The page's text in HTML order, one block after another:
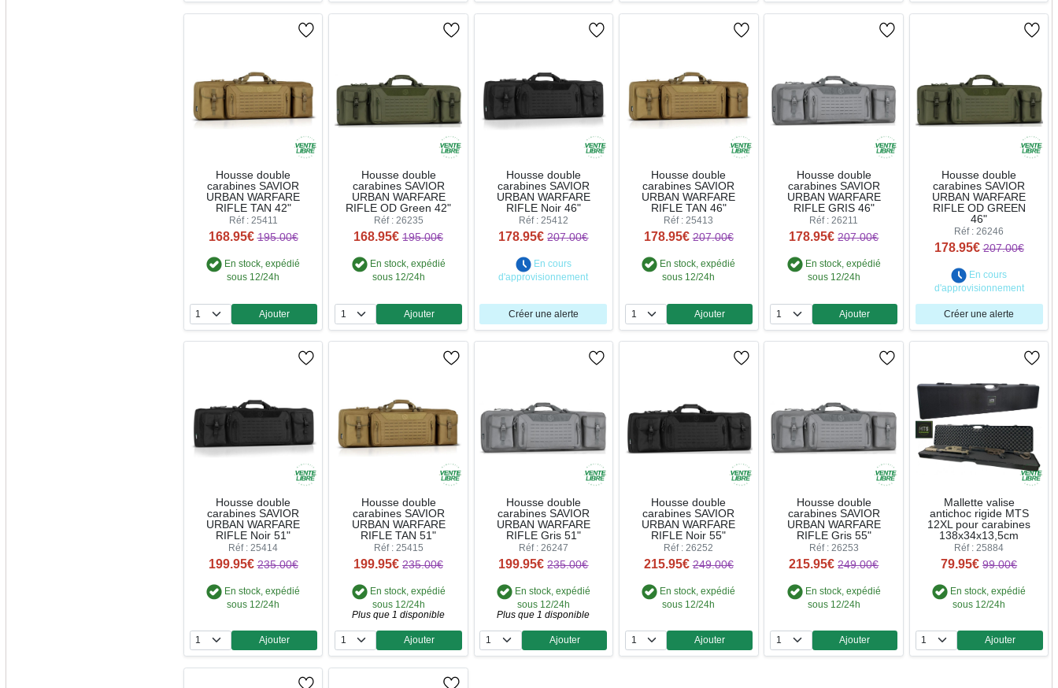
Housse double
carabines SAVIOR
URBAN WARFARE
RIFLE TAN 42"
Réf : 25411
168.95€ 195.00€
En stock, expédié
sous 12/24h
Quantité
Ajouter
Housse double
carabines SAVIOR
URBAN WARFARE
RIFLE OD Green 42"
Réf : 26235
168.95€ 195.00€
En stock, expédié
sous 12/24h
Quantité
Ajouter
Housse double
carabines SAVIOR
URBAN WARFARE
RIFLE Noir 46"
Réf : 25412
178.95€ 207.00€
En cours
d'approvisionnement
Créer une alerte
Housse double
carabines SAVIOR
URBAN WARFARE
RIFLE TAN 46"
Réf : 25413
178.95€ 207.00€
En stock, expédié
sous 12/24h
Quantité
Ajouter
Housse double
carabines SAVIOR
URBAN WARFARE
RIFLE GRIS 46"
Réf : 26211
178.95€ 207.00€
En stock, expédié
sous 12/24h
Quantité
Ajouter
Housse double
carabines SAVIOR
URBAN WARFARE
RIFLE OD GREEN
46"
Réf : 26246
178.95€ 207.00€
En cours
d'approvisionnement
Créer une alerte
Housse double
carabines SAVIOR
URBAN WARFARE
RIFLE Noir 51"
Réf : 25414
199.95€ 235.00€
En stock, expédié
sous 12/24h
Quantité
Ajouter
Housse double
carabines SAVIOR
URBAN WARFARE
RIFLE TAN 51"
Réf : 25415
199.95€ 235.00€
En stock, expédié
sous 12/24h
Plus que 1 disponible
Quantité
Ajouter
Housse double
carabines SAVIOR
URBAN WARFARE
RIFLE Gris 51"
Réf : 26247
199.95€ 235.00€
En stock, expédié
sous 12/24h
Plus que 1 disponible
Quantité
Ajouter
Housse double
carabines SAVIOR
URBAN WARFARE
RIFLE Noir 55"
Réf : 26252
215.95€ 249.00€
En stock, expédié
sous 12/24h
Quantité
Ajouter
Housse double
carabines SAVIOR
URBAN WARFARE
RIFLE Gris 55"
Réf : 26253
215.95€ 249.00€
En stock, expédié
sous 12/24h
Quantité
Ajouter
Mallette valise
antichoc rigide MTS
12XL pour carabines
138x34x13,5cm
Réf : 25884
79.95€ 99.00€
En stock, expédié
sous 12/24h
Quantité
Ajouter